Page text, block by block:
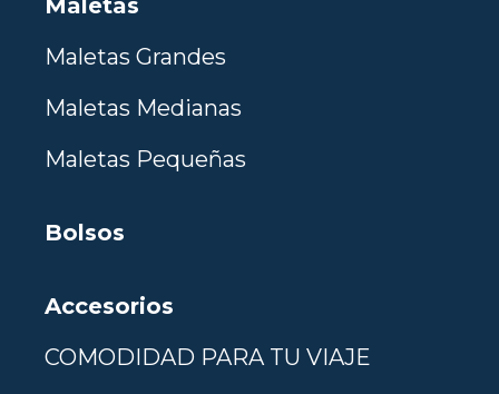
Maletas
Maletas Grandes
Maletas Medianas
Maletas Pequeñas
Bolsos
Accesorios
COMODIDAD PARA TU VIAJE